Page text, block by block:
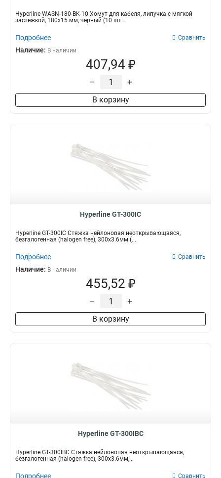
Hyperline WASN-180-BK-10 Хомут для кабеля, липучка с мягкой
застежкой, 180x15 мм, черный (10 шт...
Подробнее Сравнить
Наличие: В наличии
407,94 ₽
– +
В корзину
Hyperline GT-300IC
Hyperline GT-300IC Стяжка нейлоновая неоткрывающаяся,
безгалогенная (halogen free), 300x3.6мм (...
Подробнее Сравнить
Наличие: В наличии
455,52 ₽
– +
В корзину
Hyperline GT-300IBC
Hyperline GT-300IBC Стяжка нейлоновая неоткрывающаяся,
безгалогенная (halogen free), 300x3.6мм,...
Подробнее Сравнить